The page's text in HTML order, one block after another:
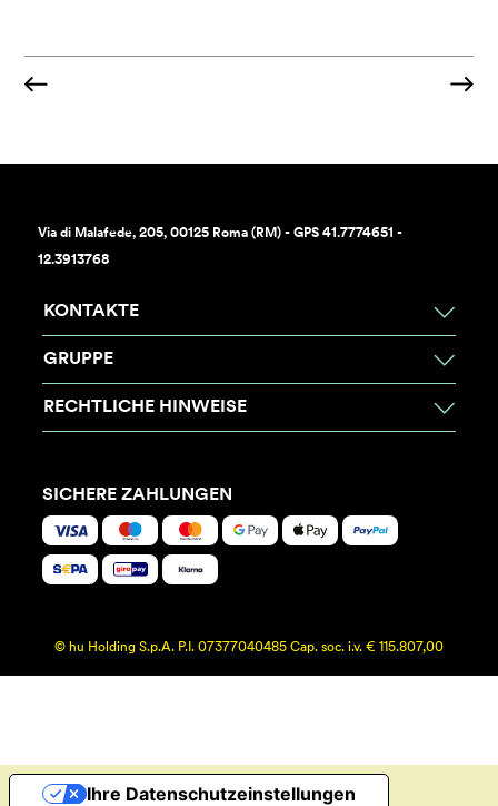
Via di Malafede, 205, 00125 Roma (RM) - GPS 41.7774651 -
12.3913768
KONTAKTE
GRUPPE
RECHTLICHE HINWEISE
SICHERE ZAHLUNGEN
© hu Holding S.p.A. P.I. 07377040485 Cap. soc. i.v. € 115.807,00
Ihre Datenschutzeinstellungen